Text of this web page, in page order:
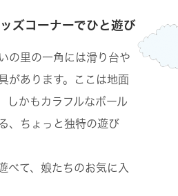
ズコーナーでひと遊び
の里の一角には滑り台や
があります。ここは地面
しかもカラフルなボール
、ちょっと独特の遊び
べて、娘たちのお気に入